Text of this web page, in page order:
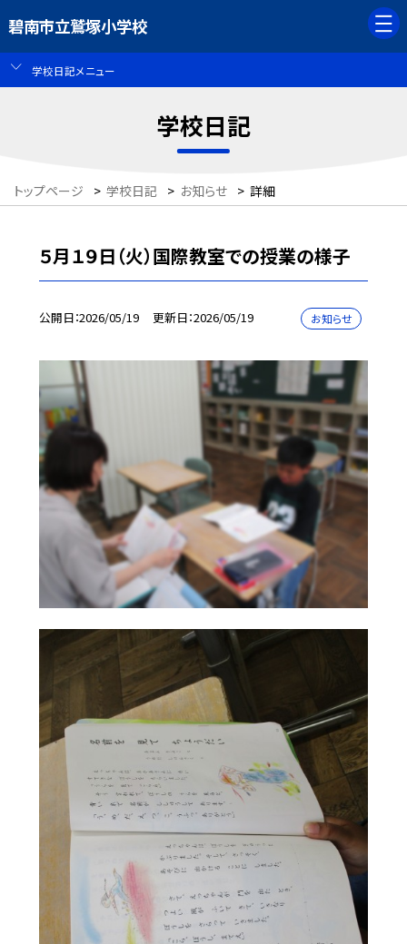
碧南市立鷲塚小学校
学校日記メニュー
学校日記
トップページ > 学校日記 > お知らせ > 詳細
５月１９日（火）国際教室での授業の様子
公開日 2026/05/19 更新日 2026/05/19 お知らせ